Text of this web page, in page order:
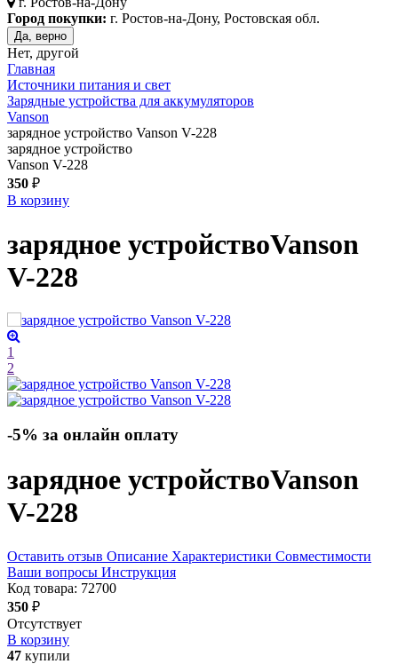
Город покупки: г. Ростов-на-Дону, Ростовская обл.
Да, верно
Нет, другой
Главная
Источники питания и свет
Зарядные устройства для аккумуляторов
Vanson
зарядное устройство Vanson V-228
зарядное устройство
Vanson V-228
350 ₽
В корзину
зарядное устройствоVanson
V-228
1
2
-5% за онлайн оплату
зарядное устройствоVanson
V-228
Оставить отзыв Описание Характеристики Совместимости
Ваши вопросы Инструкция
Код товара: 72700
350 ₽
Отсутствует
В корзину
47 купили